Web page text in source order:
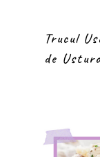
Trucul
de